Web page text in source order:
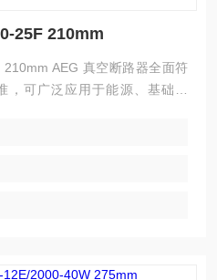
25F 210mm
路器全面符
可广泛应用于能源、基础设
的中压变电站中，以及投切各种